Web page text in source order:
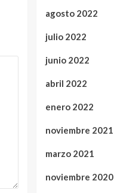
agosto 2022
julio 2022
junio 2022
abril 2022
enero 2022
noviembre 2021
marzo 2021
noviembre 2020